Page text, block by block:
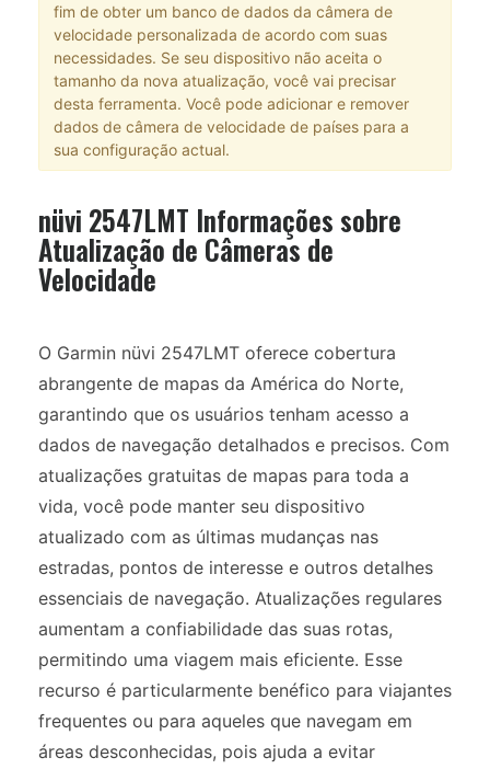
fim de obter um banco de dados da câmera de
velocidade personalizada de acordo com suas
necessidades. Se seu dispositivo não aceita o
tamanho da nova atualização, você vai precisar
desta ferramenta. Você pode adicionar e remover
dados de câmera de velocidade de países para a
sua configuração actual.
nüvi 2547LMT Informações sobre
Atualização de Câmeras de
Velocidade
O Garmin nüvi 2547LMT oferece cobertura
abrangente de mapas da América do Norte,
garantindo que os usuários tenham acesso a
dados de navegação detalhados e precisos. Com
atualizações gratuitas de mapas para toda a
vida, você pode manter seu dispositivo
atualizado com as últimas mudanças nas
estradas, pontos de interesse e outros detalhes
essenciais de navegação. Atualizações regulares
aumentam a confiabilidade das suas rotas,
permitindo uma viagem mais eficiente. Esse
recurso é particularmente benéfico para viajantes
frequentes ou para aqueles que navegam em
áreas desconhecidas, pois ajuda a evitar